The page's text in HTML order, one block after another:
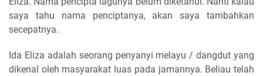
saya tahu nama penciptanya, akan saya tambahkan
secepatnya.
Ida Eliza adalah seorang penyanyi melayu / dangdut yang
dikenal oleh masyarakat luas pada jamannya. Beliau telah